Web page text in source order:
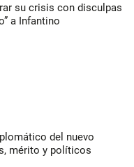
su crisis con disculpas
a Infantino
del nuevo
mérito y políticos